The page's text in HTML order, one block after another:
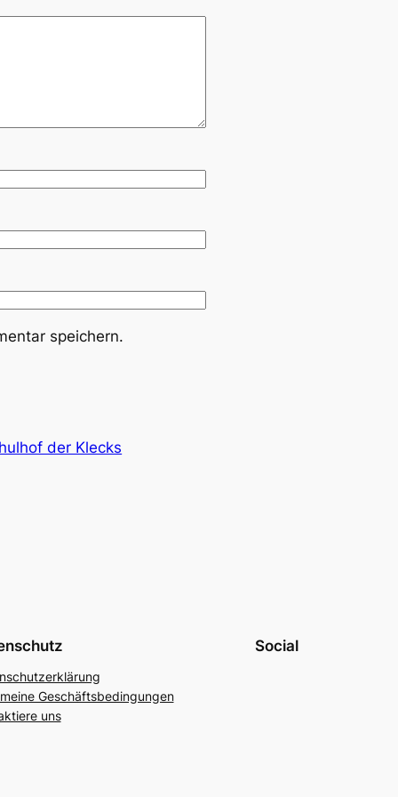
speichern.
der Klecks
Geschäftsbedingungen
uns
Social